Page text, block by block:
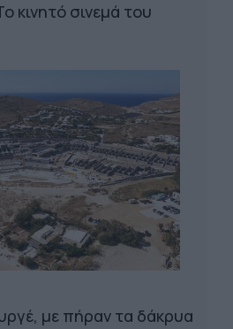
κινητό σινεμά του
με πήραν τα δάκρυα